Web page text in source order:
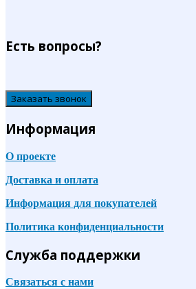
Есть вопросы?
Заказать звонок
Информация
О проекте
Доставка и оплата
Информация для покупателей
Политика конфиденциальности
Служба поддержки
Связаться с нами